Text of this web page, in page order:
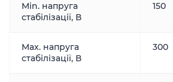
Min. напруга
стабілізації, В
150
Max. напруга
стабілізації, В
300